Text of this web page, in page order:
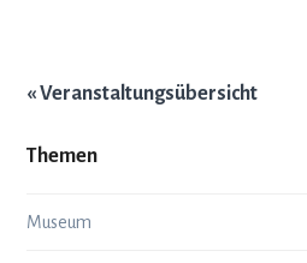
« Veranstaltungsübersicht
Themen
Museum